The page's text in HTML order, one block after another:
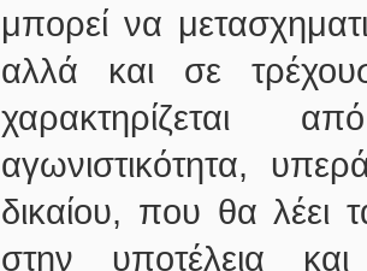
μπορεί να
αλλά και σε
χαρακτηρίζεται
αγωνιστικότητα,
δικαίου, που θα λέει
στην υποτέλεια